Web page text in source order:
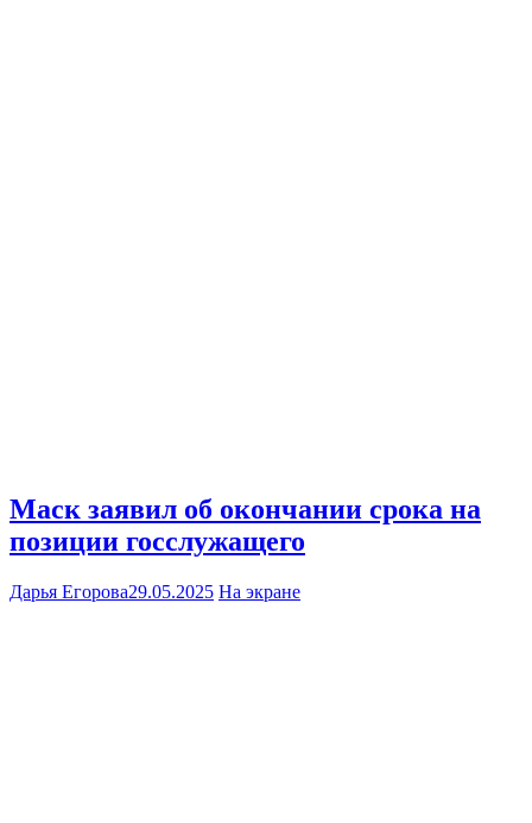
Маск заявил об окончании срока на
позиции госслужащего
Дарья Егорова29.05.2025 На экране